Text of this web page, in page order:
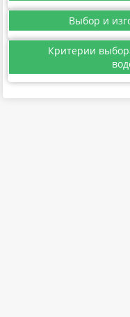
Выбор и
Критерии